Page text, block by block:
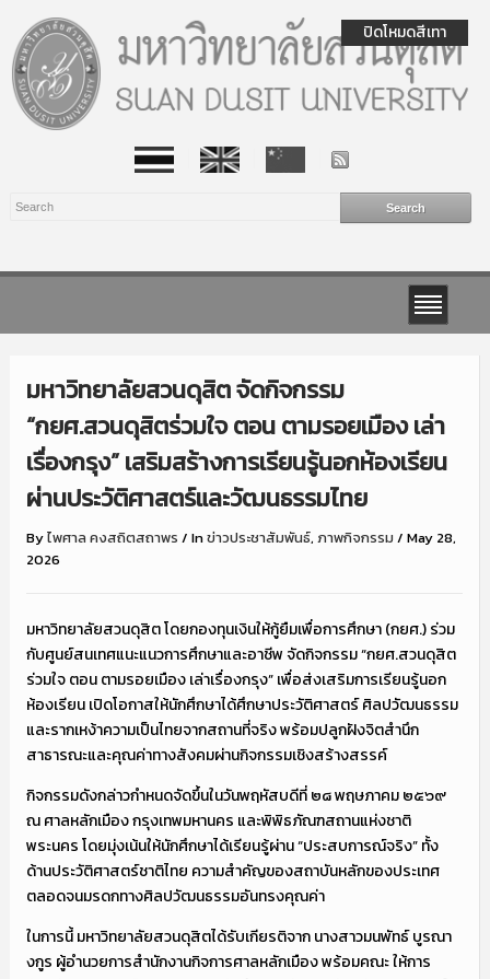
มหาวิทยาลัยสวนดุสิต จัดกิจกรรม
“กยศ.สวนดุสิตร่วมใจ ตอน ตามรอยเมือง เล่า
เรื่องกรุง” เสริมสร้างการเรียนรู้นอกห้องเรียน
ผ่านประวัติศาสตร์และวัฒนธรรมไทย
Byไพศาล คงสถิตสถาพร / Inข่าวประชาสัมพันธ์, ภาพกิจกรรม / May 28,
2026
มหาวิทยาลัยสวนดุสิต โดยกองทุนเงินให้กู้ยืมเพื่อการศึกษา (กยศ.) ร่วม
กับศูนย์สนเทศแนะแนวการศึกษาและอาชีพ จัดกิจกรรม “กยศ.สวนดุสิต
ร่วมใจ ตอน ตามรอยเมือง เล่าเรื่องกรุง” เพื่อส่งเสริมการเรียนรู้นอก
ห้องเรียน เปิดโอกาสให้นักศึกษาได้ศึกษาประวัติศาสตร์ ศิลปวัฒนธรรม
และรากเหง้าความเป็นไทยจากสถานที่จริง พร้อมปลูกฝังจิตสำนึก
สาธารณะและคุณค่าทางสังคมผ่านกิจกรรมเชิงสร้างสรรค์
กิจกรรมดังกล่าวกำหนดจัดขึ้นในวันพฤหัสบดีที่ ๒๘ พฤษภาคม ๒๕๖๙
ณ ศาลหลักเมือง กรุงเทพมหานคร และพิพิธภัณฑสถานแห่งชาติ
พระนคร โดยมุ่งเน้นให้นักศึกษาได้เรียนรู้ผ่าน “ประสบการณ์จริง” ทั้ง
ด้านประวัติศาสตร์ชาติไทย ความสำคัญของสถาบันหลักของประเทศ
ตลอดจนมรดกทางศิลปวัฒนธรรมอันทรงคุณค่า
ในการนี้ มหาวิทยาลัยสวนดุสิตได้รับเกียรติจาก นางสาวมนพัทธ์ บูรณา
งกูร ผู้อำนวยการสำนักงานกิจการศาลหลักเมือง พร้อมคณะ ให้การ
ปิดโหมดสีเทา